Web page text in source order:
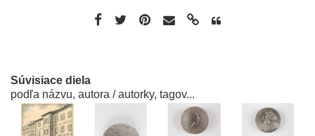
Súvisiace diela
podľa názvu, autora / autorky, tagov...